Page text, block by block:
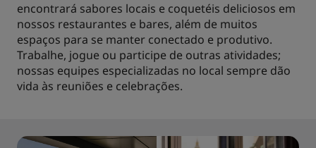
encontrará sabores locais e coquetéis deliciosos em
nossos restaurantes e bares, além de muitos
espaços para se manter conectado e produtivo.
Trabalhe, jogue ou participe de outras atividades;
nossas equipes especializadas no local sempre dão
vida às reuniões e celebrações.